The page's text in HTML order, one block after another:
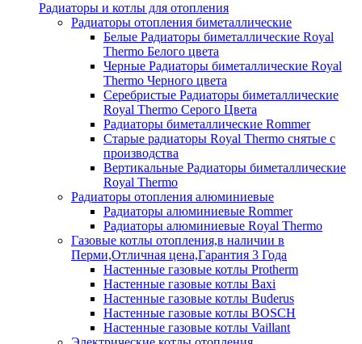
Радиаторы и котлы для отопления
Радиаторы отопления биметаллические
Белые Радиаторы биметаллические Royal
Thermo Белого цвета
Черные Радиаторы биметаллические Royal
Thermo Черного цвета
Серебристые Радиаторы биметаллические
Royal Thermo Серого Цвета
Радиаторы биметаллические Rommer
Старые радиаторы Royal Thermo снятые с
производства
Вертикальные Радиаторы биметаллические
Royal Thermo
Радиаторы отопления алюминиевые
Радиаторы алюминиевые Rommer
Радиаторы алюминиевые Royal Thermo
Газовые котлы отопления,в наличии в
Перми,Отличная цена,Гарантия 3 Года
Настенные газовые котлы Protherm
Настенные газовые котлы Baxi
Настенные газовые котлы Buderus
Настенные газовые котлы BOSCH
Настенные газовые котлы Vaillant